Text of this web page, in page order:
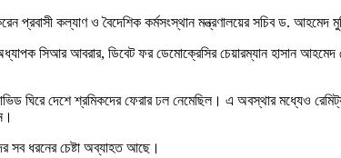
প্রবাসী কল্যাণ ও বৈদেশিক কর্মসংস্থান মন্ত্রণালয়ের সচিব ড. আহমেদ
সিআর আবরার, ডিবেট ফর ডেমোক্রেসির চেয়ারম্যান হাসান
দেশে শ্রমিকদের ফেরার ঢল নেমেছিল। এ অবস্থার মধ্যেও
সব ধরনের চেষ্টা অব্যাহত আছে।